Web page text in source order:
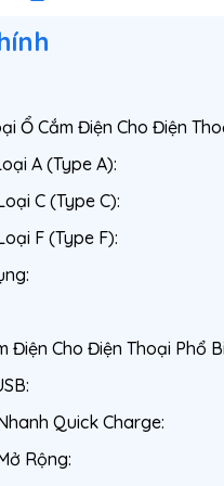
Ổ Cắm Điện Cho Điện
A (Type A):
C (Type C):
F (Type F):
Điện Cho Điện Thoại Phổ
Quick Charge:
Rộng: